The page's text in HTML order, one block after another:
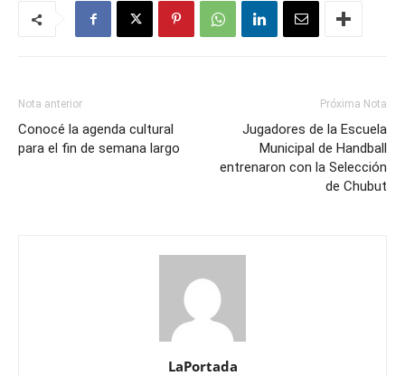
Nota anterior
Conocé la agenda cultural
para el fin de semana largo
Próxima Nota
Jugadores de la Escuela
Municipal de Handball
entrenaron con la Selección
de Chubut
LaPortada